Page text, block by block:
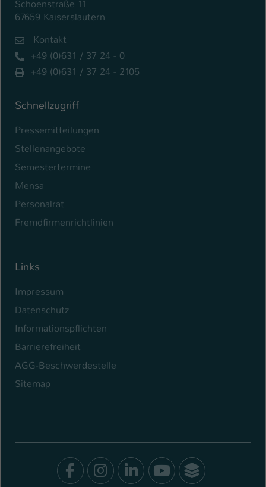
Schoenstraße 11
67659 Kaiserslautern
Kontakt
+49 (0)631 / 37 24 - 0
+49 (0)631 / 37 24 - 2105
Schnellzugriff
Pressemitteilungen
Stellenangebote
Semestertermine
Mensa
Personalrat
Fremdfirmenrichtlinien
Links
Impressum
Datenschutz
Informationspflichten
Barrierefreiheit
AGG-Beschwerdestelle
Sitemap
Facebook
Instagram
LinkedIn
Youtube